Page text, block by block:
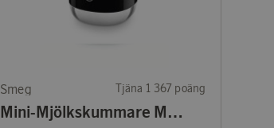
Smeg Tjäna 1 367 poäng
Mini-Mjölkskummare MFF02